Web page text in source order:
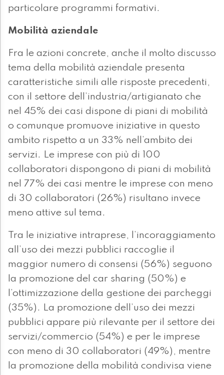
particolare programmi formativi.
Mobilità aziendale
Fra le azioni concrete, anche il molto discusso
tema della mobilità aziendale presenta
caratteristiche simili alle risposte precedenti,
con il settore dell’industria/artigianato che
nel 45% dei casi dispone di piani di mobilità
o comunque promuove iniziative in questo
ambito rispetto a un 33% nell’ambito dei
servizi. Le imprese con più di 100
collaboratori dispongono di piani di mobilità
nel 77% dei casi mentre le imprese con meno
di 30 collaboratori (26%) risultano invece
meno attive sul tema.
Tra le iniziative intraprese, l’incoraggiamento
all’uso dei mezzi pubblici raccoglie il
maggior numero di consensi (56%) seguono
la promozione del car sharing (50%) e
l’ottimizzazione della gestione dei parcheggi
(35%). La promozione dell’uso dei mezzi
pubblici appare più rilevante per il settore dei
servizi/commercio (54%) e per le imprese
con meno di 30 collaboratori (49%), mentre
la promozione della mobilità condivisa viene